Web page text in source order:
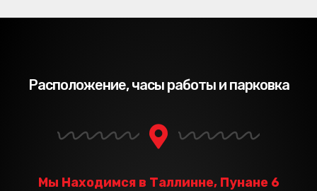
Расположение, часы работы и парковка
Мы Находимся в Таллинне, Пунане 6